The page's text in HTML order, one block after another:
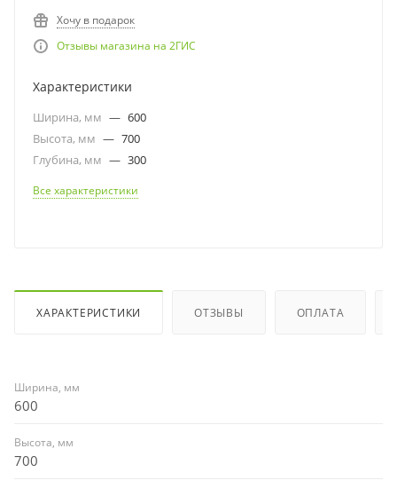
Хочу в подарок
Отзывы магазина на 2ГИС
Характеристики
Ширина, мм — 600
Высота, мм — 700
Глубина, мм — 300
Все характеристики
ХАРАКТЕРИСТИКИ ОТЗЫВЫ ОПЛАТА
Ширина, мм
600
Высота, мм
700